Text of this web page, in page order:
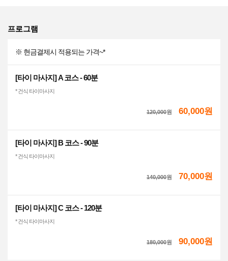
프로그램
※ 현금결제시 적용되는 가격~*
[타이 마사지] A 코스 - 60분
* 건식 타이마사지
120,000원 60,000원
[타이 마사지] B 코스 - 90분
* 건식 타이마사지
140,000원 70,000원
[타이 마사지] C 코스 - 120분
* 건식 타이마사지
180,000원 90,000원